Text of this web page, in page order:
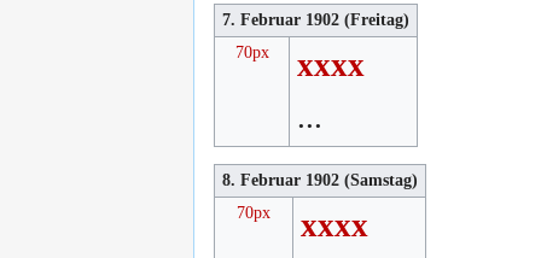
7. Februar 1902 (Freitag)
70px
xxxx
...
8. Februar 1902 (Samstag)
70px
xxxx